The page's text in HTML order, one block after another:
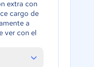
extra con
cargo de
a
ver con el